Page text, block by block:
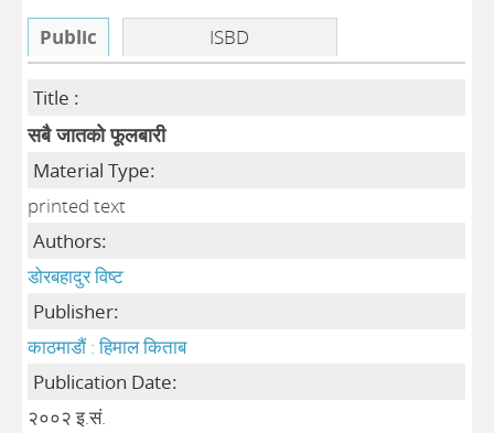
Public ISBD
Title :
सबै जातको फूलबारी
Material Type:
printed text
Authors:
डोरबहादुर विष्ट
Publisher:
काठमाडौं : हिमाल किताब
Publication Date:
२००२ इ.सं.